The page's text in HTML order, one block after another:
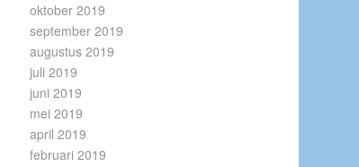
oktober 2019
september 2019
augustus 2019
juli 2019
juni 2019
mei 2019
april 2019
februari 2019